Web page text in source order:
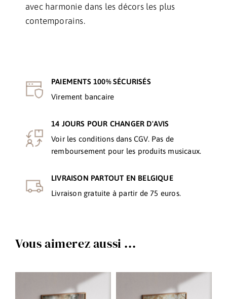
avec harmonie dans les décors les plus
contemporains.
PAIEMENTS 100% SÉCURISÉS
Virement bancaire
14 JOURS POUR CHANGER D'AVIS
Voir les conditions dans CGV. Pas de
remboursement pour les produits musicaux.
LIVRAISON PARTOUT EN BELGIQUE
Livraison gratuite à partir de 75 euros.
Vous aimerez aussi ...